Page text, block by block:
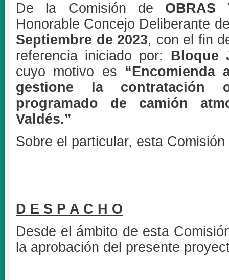
De la Comisión de OBRAS
Honorable Concejo Deliberante
Septiembre de 2023, con el fin
referencia iniciado por: Bloque
cuyo motivo es “Encomienda
gestione la contratación
programado de camión
Valdés.”
Sobre el particular, esta
D E S P A C H O
Desde el ámbito de esta
la aprobación del presente